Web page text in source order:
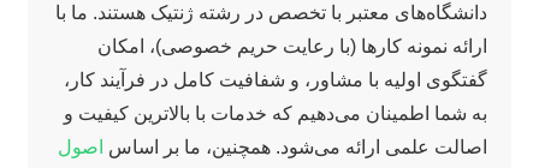
دانشگاه‌های معتبر با تخصص در رشته ژنتیک هستند. ما با
ارائه نمونه کارها (با رعایت حریم خصوصی)، امکان
گفتگوی اولیه با مشاور، و شفافیت کامل در فرآیند کار،
به شما اطمینان می‌دهیم که خدمات با بالاترین کیفیت و
اصالت علمی ارائه می‌شود. همچنین، ما بر اساس اصول